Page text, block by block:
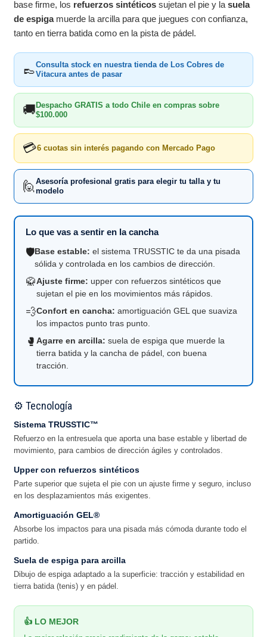
base firme, los refuerzos sintéticos sujetan el pie y lasuela
de espigamuerde la arcilla para que juegues con confianza,
tanto en tierra batida como en la pista de pádel.
👞Consulta stock en nuestra tienda de Los Cobres de
Vitacura antes de pasar
🚚Despacho GRATIS a todo Chile en compras sobre
$100.000
💳6 cuotas sin interés pagando con Mercado Pago
🙋Asesoría profesional gratis para elegir tu talla y tu
modelo
Lo que vas a sentir en la cancha
🛡️Base estable: el sistema TRUSSTIC te da una pisada
sólida y controlada en los cambios de dirección.
🥋Ajuste firme: upper con refuerzos sintéticos que
sujetan el pie en los movimientos más rápidos.
💨Confort en cancha: amortiguación GEL que suaviza
los impactos punto tras punto.
🥊Agarre en arcilla: suela de espiga que muerde la
tierra batida y la cancha de pádel, con buena
tracción.
⚙️ Tecnología
Sistema TRUSSTIC™
Refuerzo en la entresuela que aporta una base estable y libertad de
movimiento, para cambios de dirección ágiles y controlados.
Upper con refuerzos sintéticos
Parte superior que sujeta el pie con un ajuste firme y seguro, incluso
en los desplazamientos más exigentes.
Amortiguación GEL®
Absorbe los impactos para una pisada más cómoda durante todo el
partido.
Suela de espiga para arcilla
Dibujo de espiga adaptado a la superficie: tracción y estabilidad en
tierra batida (tenis) y en pádel.
👍 LO MEJOR